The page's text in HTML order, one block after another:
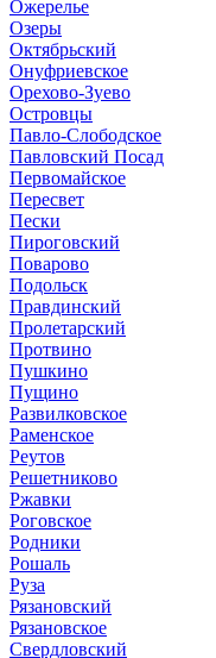
Ожерелье
Озеры
Октябрьский
Онуфриевское
Орехово-Зуево
Островцы
Павло-Слободское
Павловский Посад
Первомайское
Пересвет
Пески
Пироговский
Поварово
Подольск
Правдинский
Пролетарский
Протвино
Пушкино
Пущино
Развилковское
Раменское
Реутов
Решетниково
Ржавки
Роговское
Родники
Рошаль
Руза
Рязановский
Рязановское
Свердловский